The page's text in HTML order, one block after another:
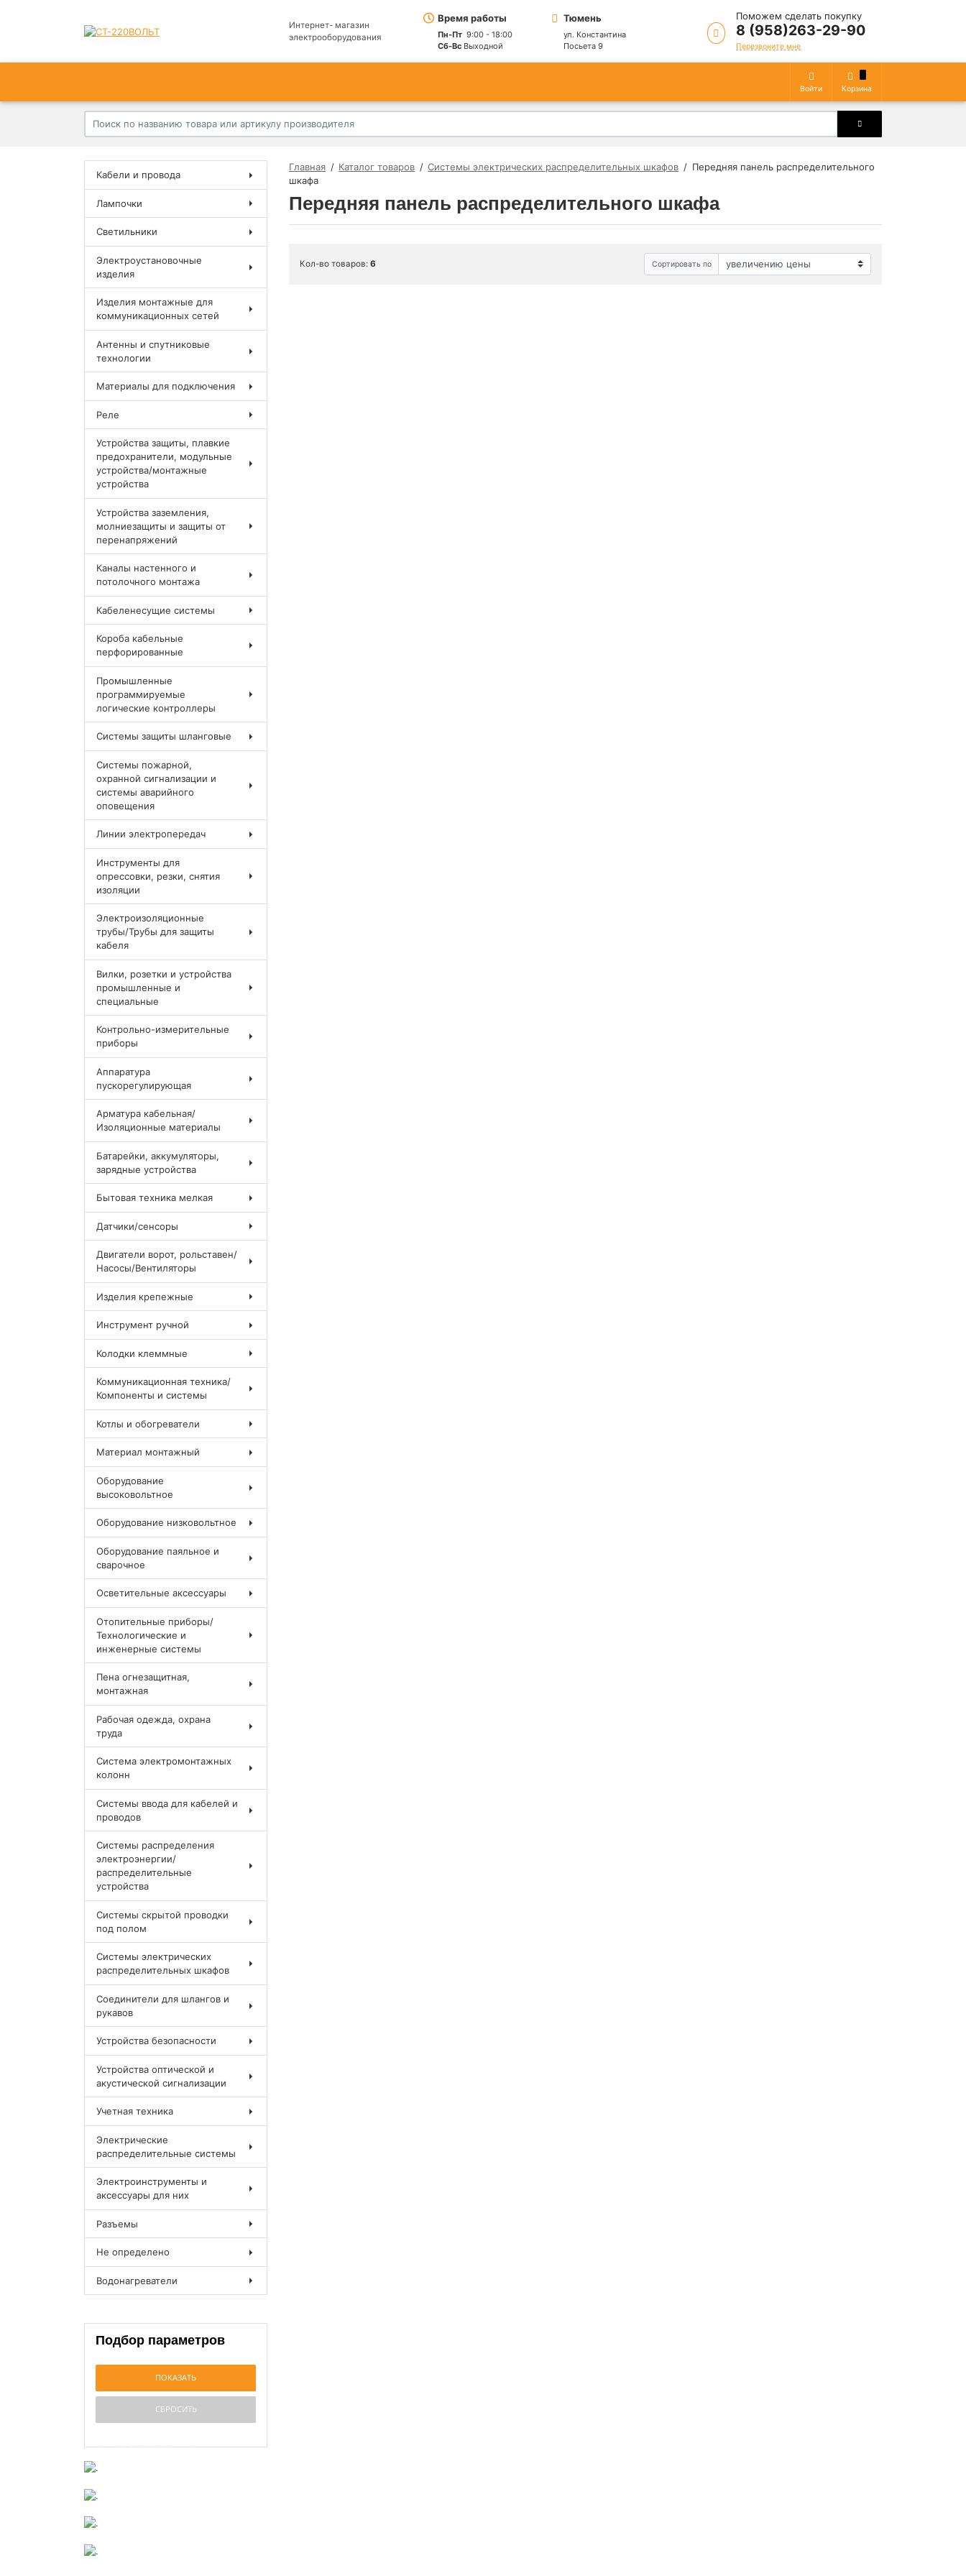
Интернет- магазин
электрооборудования
Время работы
Пн-Пт9:00 - 18:00
Сб-ВсВыходной
Тюмень
ул. Константина
Посьета 9
Поможем сделать покупку
8 (958)263-29-90
Перезвоните мне
Войти Корзина
Главная Каталог товаров Системы электрических распределительных шкафов
Передняя панель распределительного
шкафа
Передняя панель распределительного шкафа
Кол-во товаров: 6 Сортировать по
Кабели и провода
Лампочки
Светильники
Электроустановочные
изделия
Изделия монтажные для
коммуникационных сетей
Антенны и спутниковые
технологии
Материалы для подключения
Реле
Устройства защиты, плавкие
предохранители, модульные
устройства/монтажные
устройства
Устройства заземления,
молниезащиты и защиты от
перенапряжений
Каналы настенного и
потолочного монтажа
Кабеленесущие системы
Короба кабельные
перфорированные
Промышленные
программируемые
логические контроллеры
Системы защиты шланговые
Системы пожарной,
охранной сигнализации и
системы аварийного
оповещения
Линии электропередач
Инструменты для
опрессовки, резки, снятия
изоляции
Электроизоляционные
трубы/Трубы для защиты
кабеля
Вилки, розетки и устройства
промышленные и
специальные
Контрольно-измерительные
приборы
Аппаратура
пускорегулирующая
Арматура кабельная/
Изоляционные материалы
Батарейки, аккумуляторы,
зарядные устройства
Бытовая техника мелкая
Датчики/сенсоры
Двигатели ворот, рольставен/
Насосы/Вентиляторы
Изделия крепежные
Инструмент ручной
Колодки клеммные
Коммуникационная техника/
Компоненты и системы
Котлы и обогреватели
Материал монтажный
Оборудование
высоковольтное
Оборудование низковольтное
Оборудование паяльное и
сварочное
Осветительные аксессуары
Отопительные приборы/
Технологические и
инженерные системы
Пена огнезащитная,
монтажная
Рабочая одежда, охрана
труда
Система электромонтажных
колонн
Системы ввода для кабелей и
проводов
Системы распределения
электроэнергии/
распределительные
устройства
Системы скрытой проводки
под полом
Системы электрических
распределительных шкафов
Соединители для шлангов и
рукавов
Устройства безопасности
Устройства оптической и
акустической сигнализации
Учетная техника
Электрические
распределительные системы
Электроинструменты и
аксессуары для них
Разъемы
Не определено
Водонагреватели
Подбор параметров
ПОСМОТРЕТЬ